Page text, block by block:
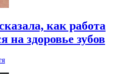
как работа
здоровье зубов